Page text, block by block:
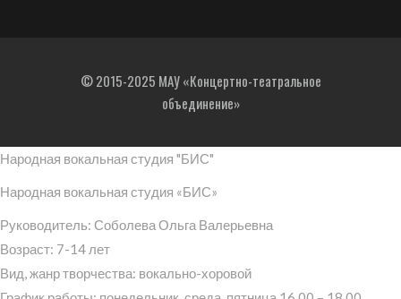
© 2015-2025 МАУ «Концертно-театральное
объединение»
Народная вокальная студия "БИС"
Народная вокальная студия «БИС»
Руководитель: Соболева Ольга Валерьевна
Возраст: 7-14 лет
Вид, жанр творчества: вокально-хоровой